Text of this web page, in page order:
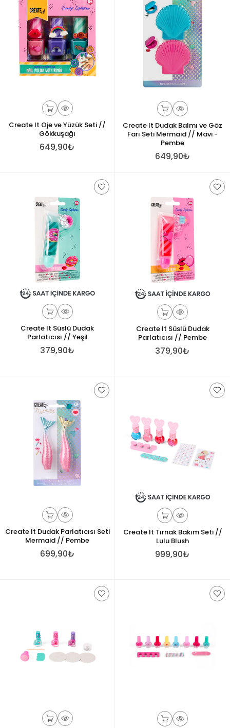
Create It Oje ve Yüzük Seti //
Gökkuşağı
649,90₺
Create It Dudak Balmı ve Göz
Farı Seti Mermaid // Mavi -
Pembe
649,90₺
Create It Süslü Dudak
Parlatıcısı // Yeşil
379,90₺
Create It Süslü Dudak
Parlatıcısı // Pembe
379,90₺
Create It Dudak Parlatıcısı Seti
Mermaid // Pembe
699,90₺
Create It Tırnak Bakım Seti //
Lulu Blush
999,90₺